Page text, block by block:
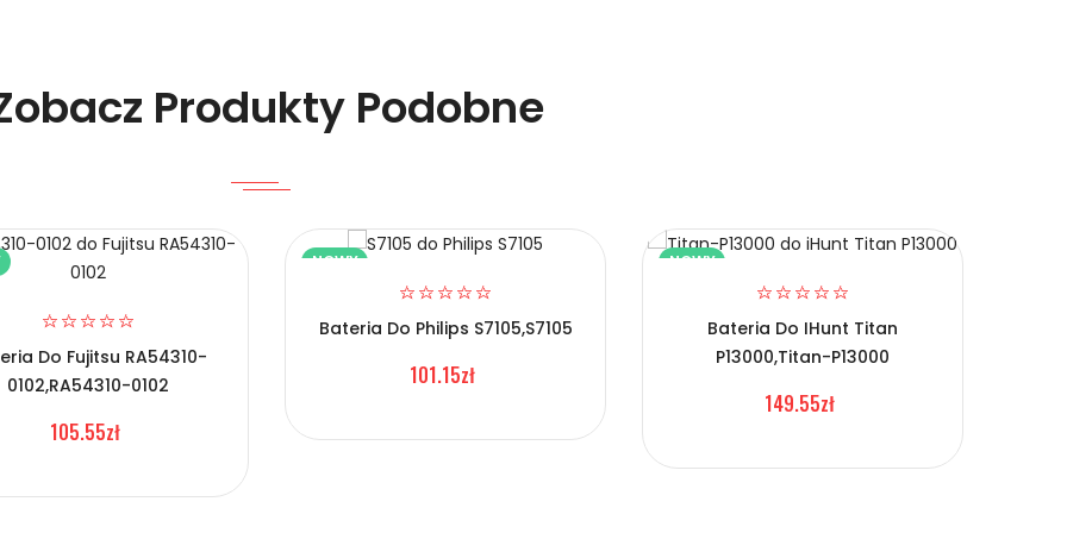
Apple CPLD-38?
Produkty Podobne
Do Fujitsu RA54310-
0102,RA54310-0102
105.55zł
NOWY
Bateria Do Philips S7105,S7105
101.15zł
NOWY
Bateria Do IHunt Titan
P13000,Titan-P13000
149.55zł